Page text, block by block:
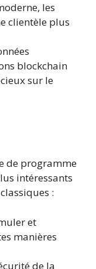
les
clientèle plus
blockchain
sur le
de programme
intéressants
:
et
manières
de la